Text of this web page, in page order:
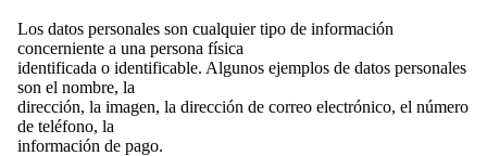
Los datos personales son cualquier tipo de información
concerniente a una persona física
identificada o identificable. Algunos ejemplos de datos personales
son el nombre, la
dirección, la imagen, la dirección de correo electrónico, el número
de teléfono, la
información de pago.